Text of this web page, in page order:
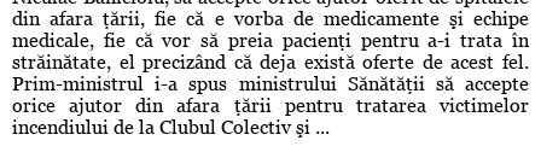
din afara ţării, fie că e vorba de medicamente şi echipe
medicale, fie că vor să preia pacienţi pentru a-i trata în
străinătate, el precizând că deja există oferte de acest fel.
Prim-ministrul i-a spus ministrului Sănătăţii să accepte
orice ajutor din afara ţării pentru tratarea victimelor
incendiului de la Clubul Colectiv şi ...